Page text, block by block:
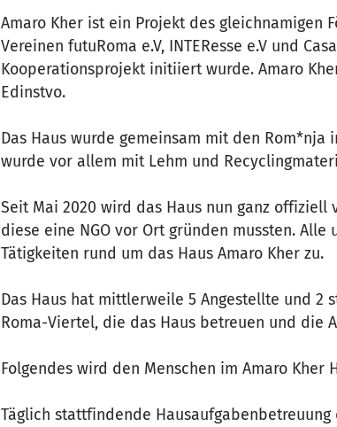
Amaro Kher ist ein Projekt des gleichnamigen
Vereinen futuRoma e.V, INTEResse e.V und
Kooperationsprojekt initiiert wurde. Amaro
Edinstvo.
Das Haus wurde gemeinsam mit den
wurde vor allem mit Lehm und
Seit Mai 2020 wird das Haus nun ganz
diese eine NGO vor Ort gründen mussten.
Tätigkeiten rund um das Haus Amaro Kher zu.
Das Haus hat mittlerweile 5 Angestellte und
Roma-Viertel, die das Haus betreuen und die
Folgendes wird den Menschen im Amaro
Täglich stattfindende